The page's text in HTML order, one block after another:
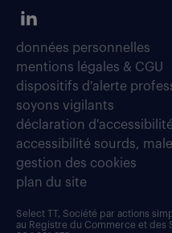
données personnelles
mentions légales & CGU
dispositifs d'alerte
soyons vigilants
déclaration
accessibilité sourds,
gestion des cookies
plan du site
Select TT, Société par actions
au Registre du Commerce et des